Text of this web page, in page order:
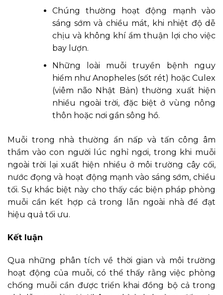
Chúng thường hoạt động mạnh vào
sáng sớm và chiều mát, khi nhiệt độ dễ
chịu và không khí ẩm thuận lợi cho việc
bay lượn.
Những loài muỗi truyền bệnh nguy
hiểm như Anopheles (sốt rét) hoặc Culex
(viêm não Nhật Bản) thường xuất hiện
nhiều ngoài trời, đặc biệt ở vùng nông
thôn hoặc nơi gần sông hồ.
Muỗi trong nhà thường ẩn nấp và tấn công âm
thầm vào con người lúc nghỉ ngơi, trong khi muỗi
ngoài trời lại xuất hiện nhiều ở môi trường cây cối,
nước đọng và hoạt động mạnh vào sáng sớm, chiều
tối. Sự khác biệt này cho thấy các biện pháp phòng
muỗi cần kết hợp cả trong lẫn ngoài nhà để đạt
hiệu quả tối ưu.
Kết luận
Qua những phân tích về thời gian và môi trường
hoạt động của muỗi, có thể thấy rằng việc phòng
chống muỗi cần được triển khai đồng bộ cả trong